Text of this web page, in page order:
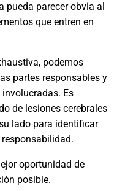
pueda parecer obvia al
que entren en
podemos
partes responsables y
Es
de lesiones cerebrales
lado para identificar
oportunidad de
posible.